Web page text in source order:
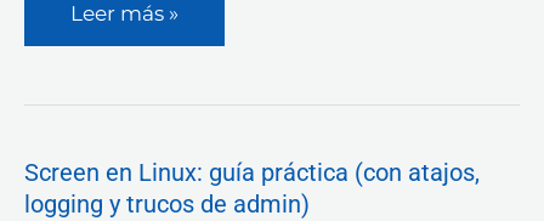
Leer más »
Screen en Linux: guía práctica (con atajos,
logging y trucos de admin)
Screen
en
Linux: